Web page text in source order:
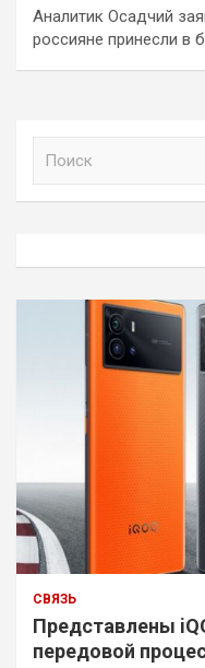
Аналитик Осадчий
россияне принесли в
СВЯЗЬ
Представлены
передовой